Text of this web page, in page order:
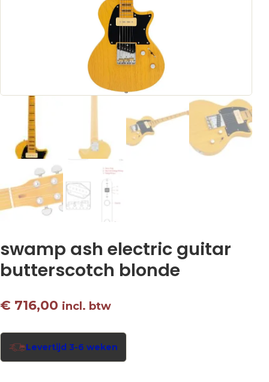
swamp ash electric guitar
butterscotch blonde
€ 716,00 incl. btw
Levertijd 3-6 weken